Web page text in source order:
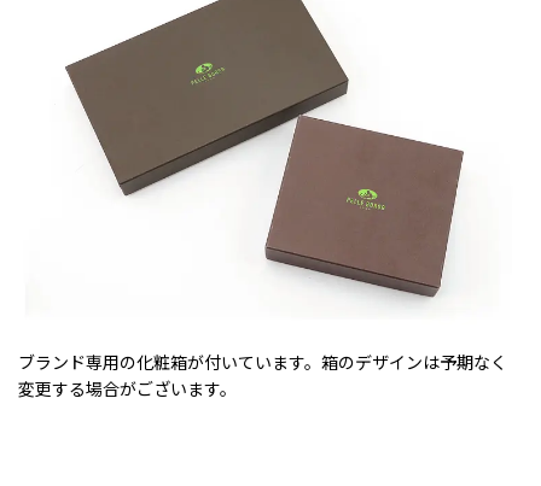
ブランド専用の化粧箱が付いています。箱のデザインは予期なく
変更する場合がございます。